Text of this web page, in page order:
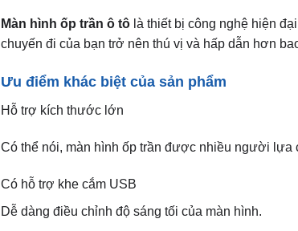
Màn hình ốp trần ô tô là thiết bị công nghệ hiện
chuyến đi của bạn trở nên thú vị và hấp dẫn hơn
Ưu điểm khác biệt của sản phẩm
Hỗ trợ kích thước lớn
Có thể nói, màn hình ốp trần được nhiều người
Có hỗ trợ khe cắm USB
Dễ dàng điều chỉnh độ sáng tối của màn hình.